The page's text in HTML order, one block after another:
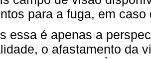
para a fuga, em
essa é apenas a
o afastamento da